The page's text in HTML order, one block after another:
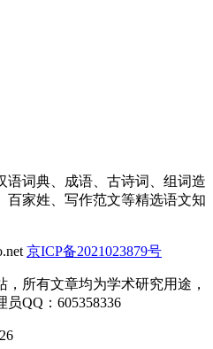
语词典、成语、古诗词、组词造
百家姓、写作范文等精选语文知
京ICP备2021023879号
所有文章均为学术研究用途，
QQ：605358336